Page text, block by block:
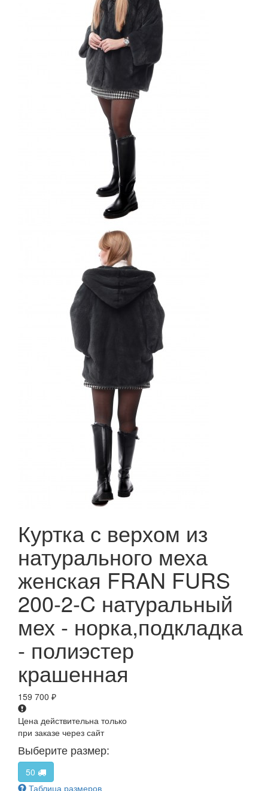
Куртка с верхом из
натурального меха
женская FRAN FURS
200-2-C натуральный
мех - норка,подкладка
- полиэстер
крашенная
159 700 ₽
Цена действительна только
при заказе через сайт
Выберите размер:
50
Таблица размеров